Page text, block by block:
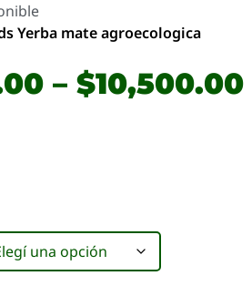
Yerba mate agroecologica
– $10,500.00